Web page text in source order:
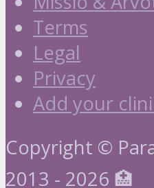
Terms
Legal
Privacy
Add your
Copyright ©
2013 - 2026 🏥